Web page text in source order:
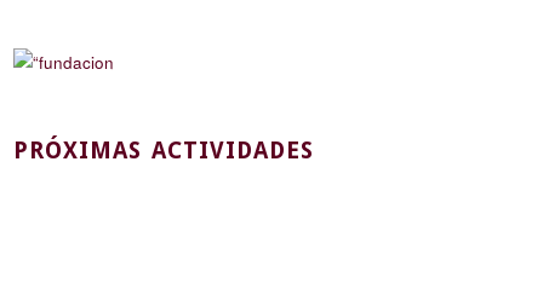
PRÓXIMAS ACTIVIDADES